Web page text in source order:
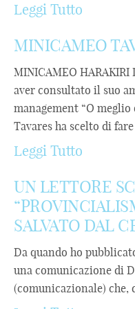
Leggi Tutto
MINICAMEO
MINICAMEO HARAKIRI
aver consultato il suo
management “O
Tavares ha scelto di
Leggi Tutto
UN LETTORE
SALVATO DAL
Da quando ho
una comunicazione di
(comunicazionale) che,